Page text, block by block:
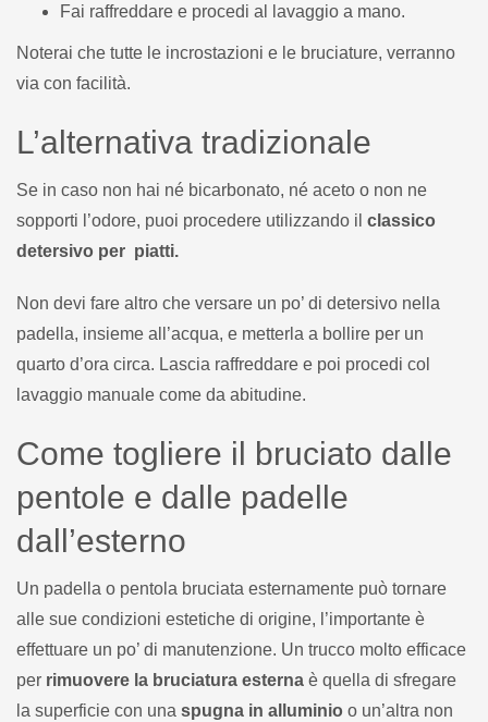
Fai raffreddare e procedi al lavaggio a mano.
Noterai che tutte le incrostazioni e le bruciature, verranno
via con facilità.
L’alternativa tradizionale
Se in caso non hai né bicarbonato, né aceto o non ne
sopporti l’odore, puoi procedere utilizzando il classico
detersivo per piatti.
Non devi fare altro che versare un po’ di detersivo nella
padella, insieme all’acqua, e metterla a bollire per un
quarto d’ora circa. Lascia raffreddare e poi procedi col
lavaggio manuale come da abitudine.
Come togliere il bruciato dalle
pentole e dalle padelle
dall’esterno
Un padella o pentola bruciata esternamente può tornare
alle sue condizioni estetiche di origine, l’importante è
effettuare un po’ di manutenzione. Un trucco molto efficace
per rimuovere la bruciatura esterna è quella di sfregare
la superficie con una spugna in alluminio o un’altra non